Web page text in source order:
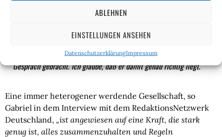
ABLEHNEN
EINSTELLUNGEN ANSEHEN
DatenschutzerklärungImpressum
„Wir sind an einem Punkt angekommen, an dem eine grundlegende
Neuausrichtung fällig ist, nicht nur in der Sicherheits- und
Verteidigungspolitik, auch nicht nur in der Asyl- und
Flüchtlingspolitik. Mein früherer Kabinettskollege Thomas de
Maizière von der CDU hat so etwas wie eine Staatsreform ins
Gespräch gebracht. Ich glaube, daß er damit genau richtig liegt.“
Eine immer heterogener werdende Gesellschaft, so
Gabriel in dem Interview mit dem RedaktionsNetzwerk
Deutschland, „ist angewiesen auf eine Kraft, die stark
genug ist, alles zusammenzuhalten und Regeln